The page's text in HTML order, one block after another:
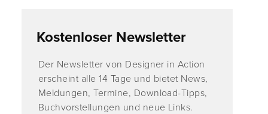
Kostenloser Newsletter
Der Newsletter von Designer in Action
erscheint alle 14 Tage und bietet News,
Meldungen, Termine, Download-Tipps,
Buchvorstellungen und neue Links.